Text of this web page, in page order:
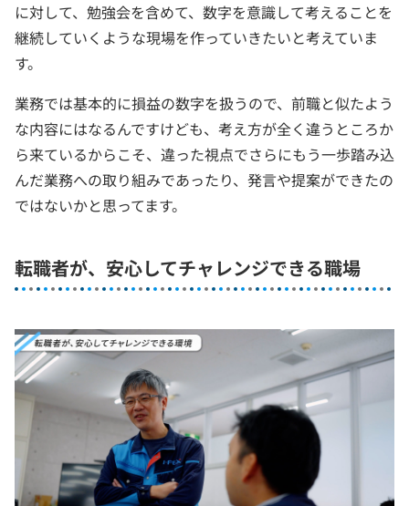
に対して、勉強会を含めて、数字を意識して考えることを
継続していくような現場を作っていきたいと考えていま
す。
業務では基本的に損益の数字を扱うので、前職と似たよう
な内容にはなるんですけども、考え方が全く違うところか
ら来ているからこそ、違った視点でさらにもう一歩踏み込
んだ業務への取り組みであったり、発言や提案ができたの
ではないかと思ってます。
転職者が、安心してチャレンジできる職場